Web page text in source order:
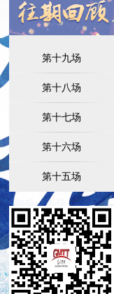
第十九场
第十八场
第十七场
第十六场
第十五场